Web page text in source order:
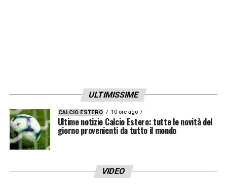
ULTIMISSIME
CALCIO ESTERO 10 ore ago
Ultime notizie Calcio Estero: tutte le novità del
giorno provenienti da tutto il mondo
VIDEO